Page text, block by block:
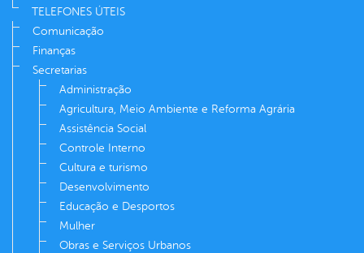
TELEFONES ÚTEIS
Comunicação
Finanças
Secretarias
Administração
Agricultura, Meio Ambiente e Reforma Agrária
Assistência Social
Controle Interno
Cultura e turismo
Desenvolvimento
Educação e Desportos
Mulher
Obras e Serviços Urbanos